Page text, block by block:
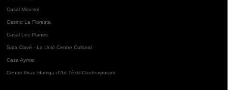
Casal Mira-sol
Casino La Floresta
Casal Les Planes
Sala Clavé - La Unió Centre Cultural
Casa Aymat
Centre Grau-Garriga d'Art Tèxtil Contemporani